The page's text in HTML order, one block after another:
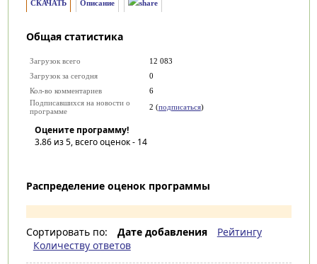
СКАЧАТЬ Описание
Общая статистика
Загрузок всего
12 083
Загрузок за сегодня
0
Кол-во комментариев
6
Подписавшихся на новости о
программе
2 (подписаться)
Оцените программу!
3.86из 5, всего оценок - 14
Распределение оценок программы
Сортировать по: Дате добавления
Рейтингу
Количеству ответов